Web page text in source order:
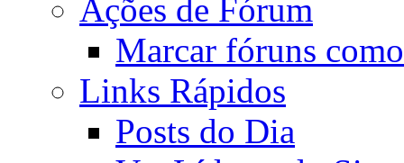
Ações de Fórum
Marcar fóruns
Links Rápidos
Posts do Dia